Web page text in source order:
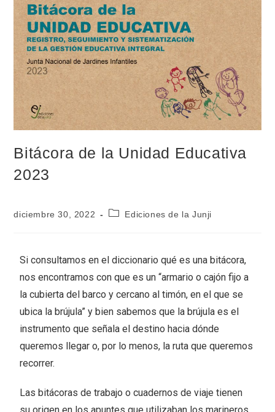
Bitácora de la Unidad Educativa
2023
diciembre 30, 2022 Ediciones de la Junji
Si consultamos en el diccionario qué es una bitácora,
nos encontramos con que es un “armario o cajón fijo a
la cubierta del barco y cercano al timón, en el que se
ubica la brújula” y bien sabemos que la brújula es el
instrumento que señala el destino hacia dónde
queremos llegar o, por lo menos, la ruta que queremos
recorrer.
Las bitácoras de trabajo o cuadernos de viaje tienen